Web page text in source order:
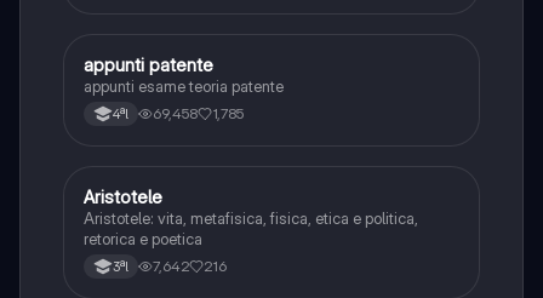
Altro
appunti patente
appunti esame teoria patente
4ªl 69,458 1,785
Filosofia
Aristotele
Aristotele: vita, metafisica, fisica, etica e politica,
retorica e poetica
3ªl 7,642 216